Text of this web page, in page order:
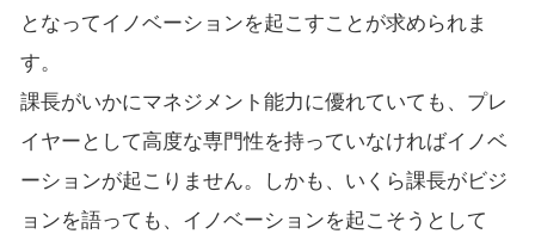
となってイノベーションを起こすことが求められま
す。
課長がいかにマネジメント能力に優れていても、プレ
イヤーとして高度な専門性を持っていなければイノベ
ーションが起こりません。しかも、いくら課長がビジ
ョンを語っても、イノベーションを起こそうとして